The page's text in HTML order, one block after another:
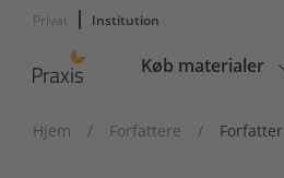
Privat Institution
Main
Køb materialer
Hjem / Forfattere / Forfatter